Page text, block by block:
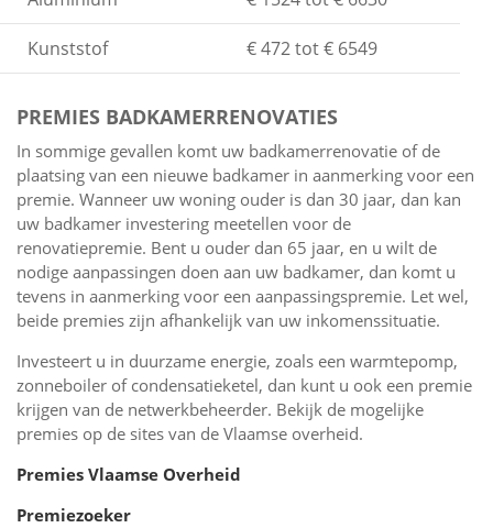
Kunststof € 472 tot € 6549
PREMIES BADKAMERRENOVATIES
In sommige gevallen komt uw badkamerrenovatie of de
plaatsing van een nieuwe badkamer in aanmerking voor een
premie. Wanneer uw woning ouder is dan 30 jaar, dan kan
uw badkamer investering meetellen voor de
renovatiepremie. Bent u ouder dan 65 jaar, en u wilt de
nodige aanpassingen doen aan uw badkamer, dan komt u
tevens in aanmerking voor een aanpassingspremie. Let wel,
beide premies zijn afhankelijk van uw inkomenssituatie.
Investeert u in duurzame energie, zoals een warmtepomp,
zonneboiler of condensatieketel, dan kunt u ook een premie
krijgen van de netwerkbeheerder. Bekijk de mogelijke
premies op de sites van de Vlaamse overheid.
Premies Vlaamse Overheid
Premiezoeker